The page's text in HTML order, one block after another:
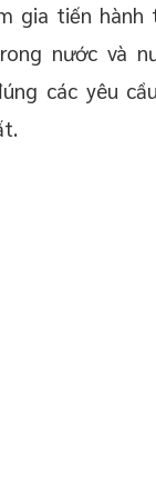
gia tiến hành
nước và
các yêu